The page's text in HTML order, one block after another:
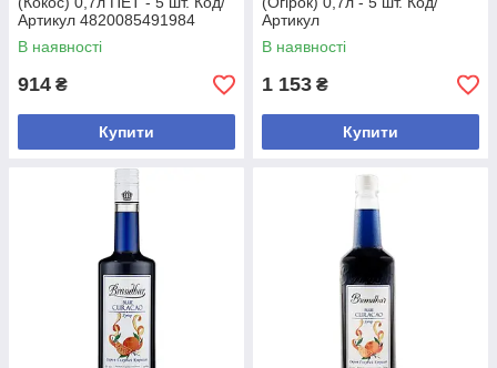
Артикул 4820085491984
В наявності
914 ₴
Купити
Артикул
В наявності
1 153 ₴
Купити